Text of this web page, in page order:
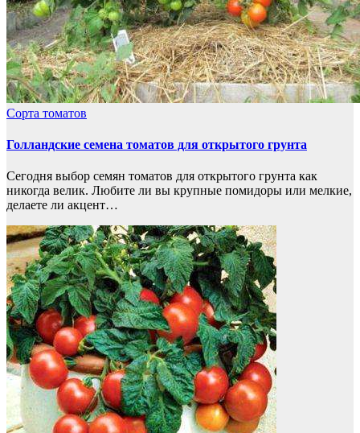
Сорта томатов
Голландские семена томатов для открытого грунта
Сегодня выбор семян томатов для открытого грунта как
никогда велик. Любите ли вы крупные помидоры или мелкие,
делаете ли акцент…